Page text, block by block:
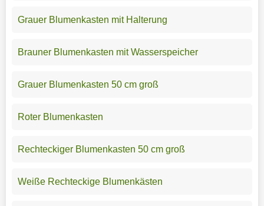
Grauer Blumenkasten mit Halterung
Brauner Blumenkasten mit Wasserspeicher
Grauer Blumenkasten 50 cm groß
Roter Blumenkasten
Rechteckiger Blumenkasten 50 cm groß
Weiße Rechteckige Blumenkästen